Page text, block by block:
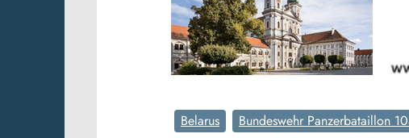
Belarus Bundeswehr Panzerbataillon